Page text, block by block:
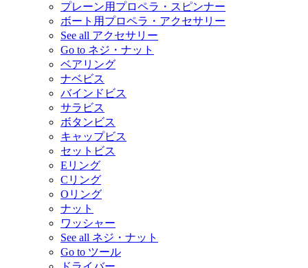
プレーン用プロペラ・スピンナー
ボート用プロペラ・アクセサリー
See all アクセサリー
Go to ネジ・ナット
ベアリング
ナベビス
バインドビス
サラビス
ボタンビス
キャップビス
セットビス
Eリング
Cリング
Oリング
ナット
ワッシャー
See all ネジ・ナット
Go to ツール